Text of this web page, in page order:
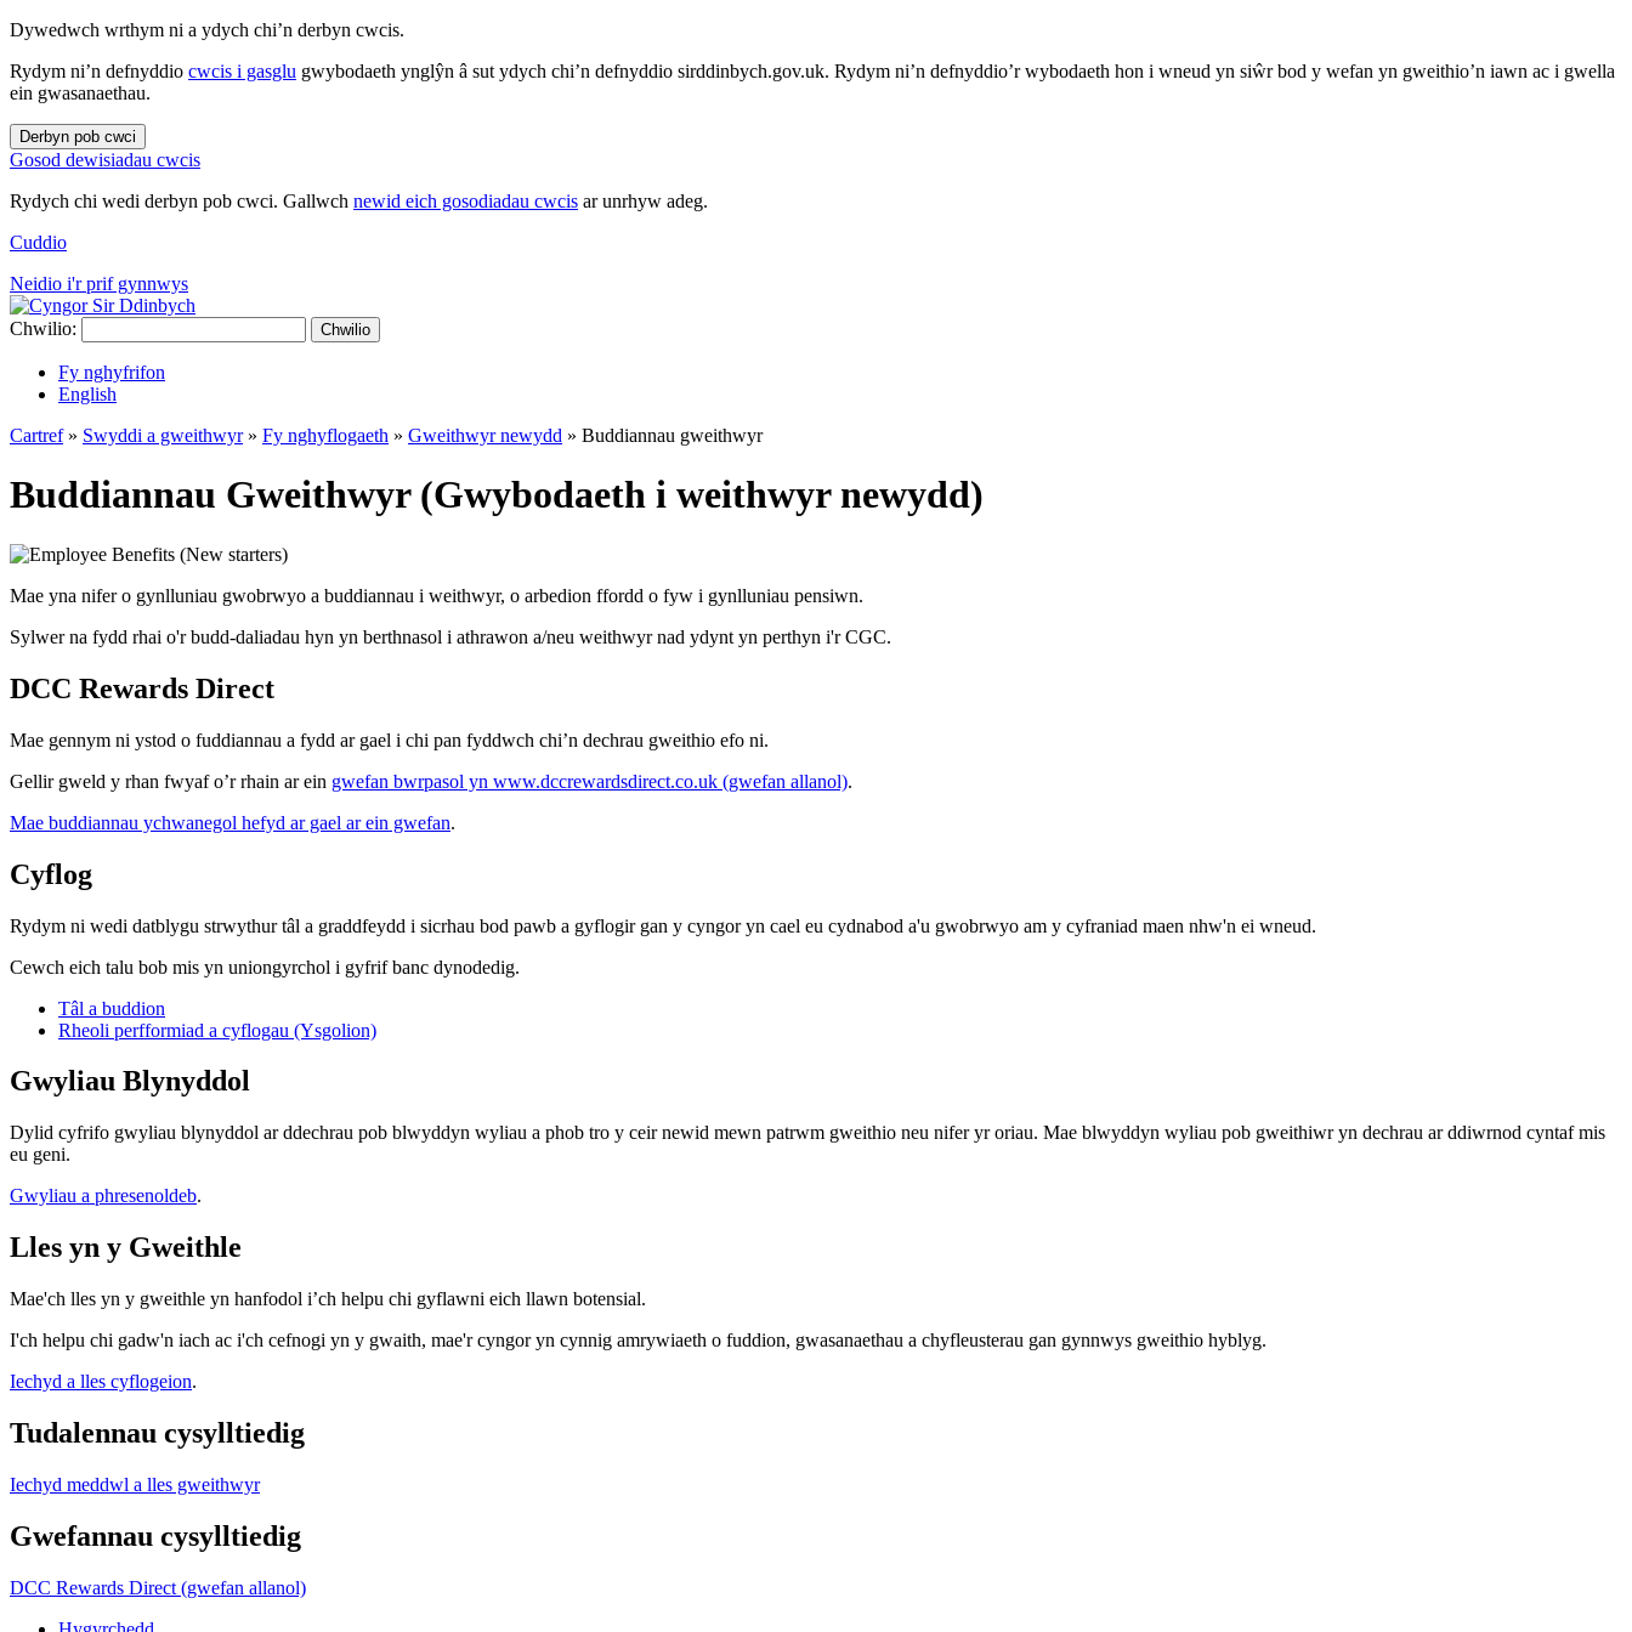
Dywedwch wrthym ni a ydych chi’n derbyn cwcis.
Rydym ni’n defnyddio cwcis i gasglu gwybodaeth ynglŷn â sut ydych chi’n defnyddio sirddinbych.gov.uk. Rydym ni’n defnyddio’r wybodaeth hon i wneud yn siŵr bod y wefan yn gweithio’n iawn ac i gwella
ein gwasanaethau.
Derbyn pob cwci
Gosod dewisiadau cwcis
Rydych chi wedi derbyn pob cwci. Gallwch newid eich gosodiadau cwcis ar unrhyw adeg.
Cuddio
Neidio i'r prif gynnwys
Chwilio: Chwilio
Fy nghyfrifon
English
Cartref» Swyddi a gweithwyr» Fy nghyflogaeth » Gweithwyr newydd » Buddiannau gweithwyr
Buddiannau Gweithwyr (Gwybodaeth i weithwyr newydd)
Mae yna nifer o gynlluniau gwobrwyo a buddiannau i weithwyr, o arbedion ffordd o fyw i gynlluniau pensiwn.
Sylwer na fydd rhai o'r budd-daliadau hyn yn berthnasol i athrawon a/neu weithwyr nad ydynt yn perthyn i'r CGC.
DCC Rewards Direct
Mae gennym ni ystod o fuddiannau a fydd ar gael i chi pan fyddwch chi’n dechrau gweithio efo ni.
Gellir gweld y rhan fwyaf o’r rhain ar ein gwefan bwrpasol yn www.dccrewardsdirect.co.uk (gwefan allanol).
Mae buddiannau ychwanegol hefyd ar gael ar ein gwefan.
Cyflog
Rydym ni wedi datblygu strwythur tâl a graddfeydd i sicrhau bod pawb a gyflogir gan y cyngor yn cael eu cydnabod a'u gwobrwyo am y cyfraniad maen nhw'n ei wneud.
Cewch eich talu bob mis yn uniongyrchol i gyfrif banc dynodedig.
Tâl a buddion
Rheoli perfformiad a cyflogau (Ysgolion)
Gwyliau Blynyddol
Dylid cyfrifo gwyliau blynyddol ar ddechrau pob blwyddyn wyliau a phob tro y ceir newid mewn patrwm gweithio neu nifer yr oriau. Mae blwyddyn wyliau pob gweithiwr yn dechrau ar ddiwrnod cyntaf mis
eu geni.
Gwyliau a phresenoldeb.
Lles yn y Gweithle
Mae'ch lles yn y gweithle yn hanfodol i’ch helpu chi gyflawni eich llawn botensial.
I'ch helpu chi gadw'n iach ac i'ch cefnogi yn y gwaith, mae'r cyngor yn cynnig amrywiaeth o fuddion, gwasanaethau a chyfleusterau gan gynnwys gweithio hyblyg.
Iechyd a lles cyflogeion.
Tudalennau cysylltiedig
Iechyd meddwl a lles gweithwyr
Gwefannau cysylltiedig
DCC Rewards Direct (gwefan allanol)